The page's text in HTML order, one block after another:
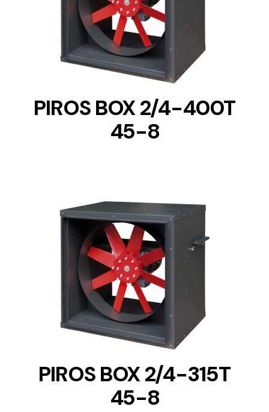
DETAILS
PIROS BOX 2/4-400T
45-8
DETAILS
PIROS BOX 2/4-315T
45-8